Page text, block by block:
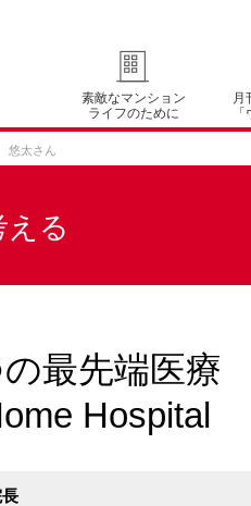
素敵なマンション
ライフのために
月
太さん
る
最先端医療
Hospital